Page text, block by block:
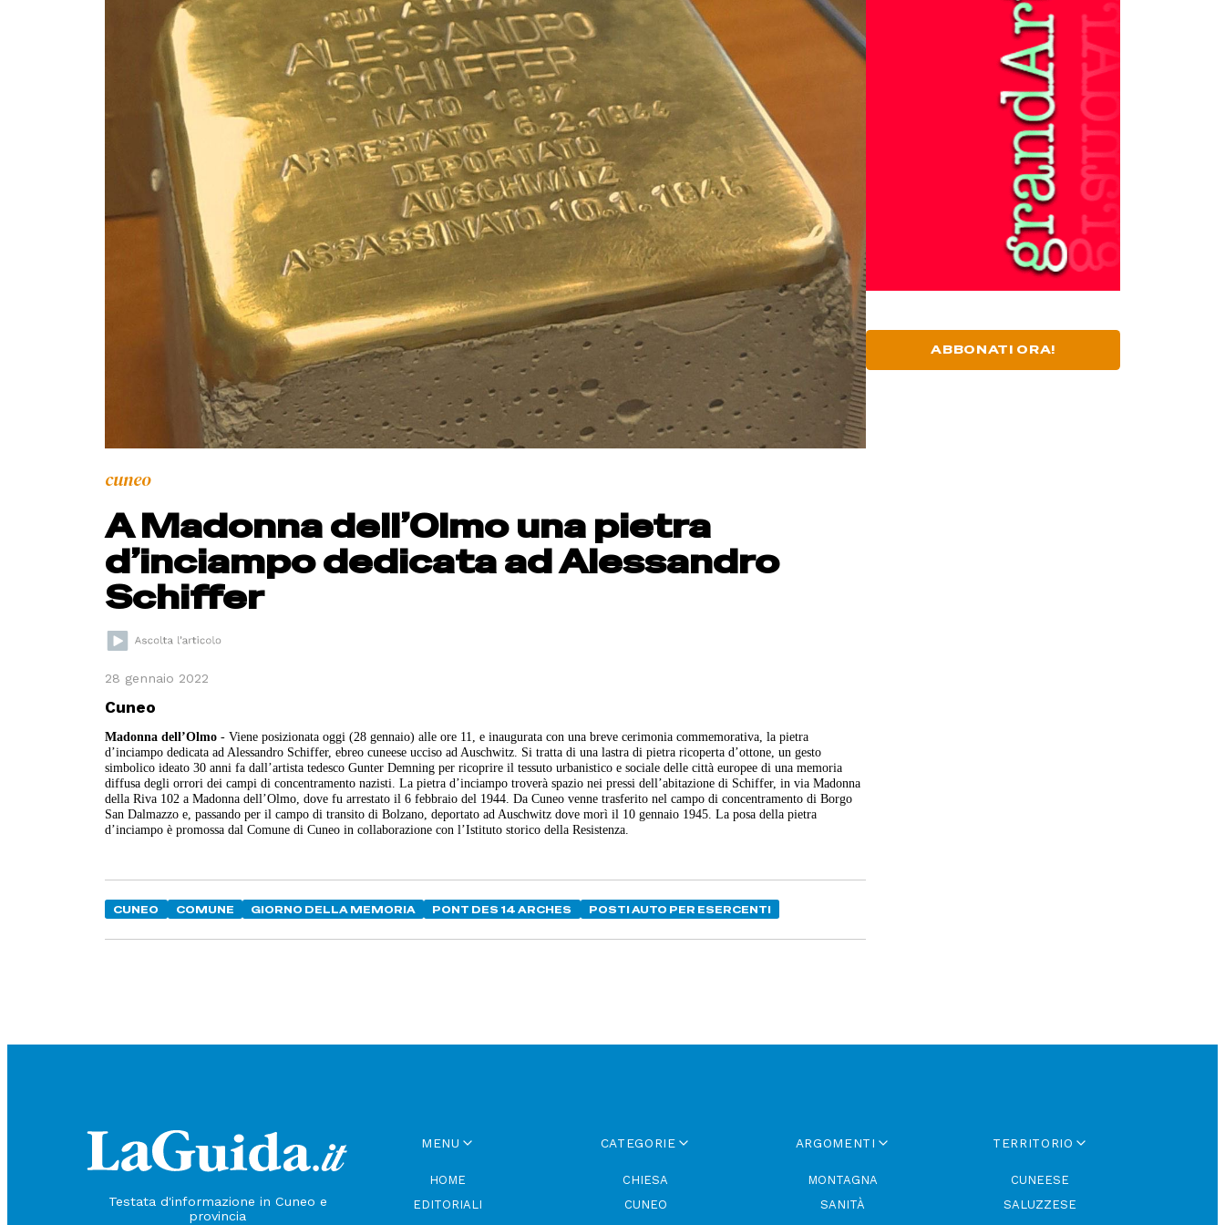
cuneo
A Madonna dell’Olmo una pietra
d’inciampo dedicata ad Alessandro
Schiffer
28 gennaio 2022
Cuneo
Madonna dell’Olmo - Viene posizionata oggi (28 gennaio) alle ore 11, e inaugurata con una breve cerimonia commemorativa, la pietra
d’inciampo dedicata ad Alessandro Schiffer, ebreo cuneese ucciso ad Auschwitz. Si tratta di una lastra di pietra ricoperta d’ottone, un gesto
simbolico ideato 30 anni fa dall’artista tedesco Gunter Demning per ricoprire il tessuto urbanistico e sociale delle città europee di una memoria
diffusa degli orrori dei campi di concentramento nazisti. La pietra d’inciampo troverà spazio nei pressi dell’abitazione di Schiffer, in via Madonna
della Riva 102 a Madonna dell’Olmo, dove fu arrestato il 6 febbraio del 1944. Da Cuneo venne trasferito nel campo di concentramento di Borgo
San Dalmazzo e, passando per il campo di transito di Bolzano, deportato ad Auschwitz dove morì il 10 gennaio 1945. La posa della pietra
d’inciampo è promossa dal Comune di Cuneo in collaborazione con l’Istituto storico della Resistenza.
CUNEO COMUNE GIORNO DELLA MEMORIA PONT DES 14 ARCHES POSTI AUTO PER ESERCENTI
ABBONATI ORA!
Testata d'informazione in Cuneo e
provincia
MENU
HOME
EDITORIALI
CATEGORIE
CHIESA
CUNEO
ARGOMENTI
MONTAGNA
SANITÀ
TERRITORIO
CUNEESE
SALUZZESE